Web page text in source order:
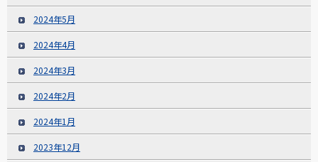
2024年5月
2024年4月
2024年3月
2024年2月
2024年1月
2023年12月